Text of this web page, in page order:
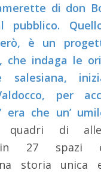
di don
pubblico.
è un
che indaga le
salesiana,
per
era che un’
quadri di
in 27 spazi
storia unica